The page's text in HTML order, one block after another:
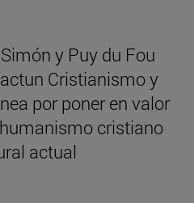
y Puy du Fou
Cristianismo y
por poner en valor
cristiano
actual